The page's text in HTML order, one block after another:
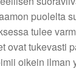
puolelta
tulee
ovat tukevasti
oikein ilman